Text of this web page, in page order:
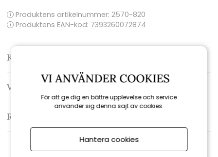
Produktens artikelnummer: 2570-820
Produktens EAN-kod: 7393260072874
Kontakta oss
Varumärke: Brafab
Recensioner
VI ANVÄNDER COOKIES
För att ge dig en bättre upplevelse och service
använder sig denna sajt av cookies.
Hantera cookies